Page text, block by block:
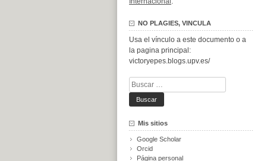
NO PLAGIES, VINCULA
Usa el vínculo a este documento o a
la pagina principal:
victoryepes.blogs.upv.es/
Buscar:
Mis sitios
Google Scholar
Orcid
Página personal